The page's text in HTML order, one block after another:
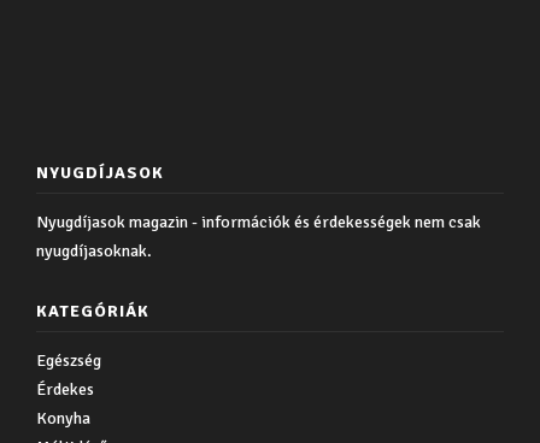
NYUGDÍJASOK
Nyugdíjasok magazin - információk és érdekességek nem csak
nyugdíjasoknak.
KATEGÓRIÁK
Egészség
Érdekes
Konyha